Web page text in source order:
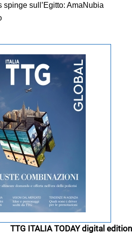
spinge sull’Egitto: AmaNubia
TTG ITALIA TODAY digital edition